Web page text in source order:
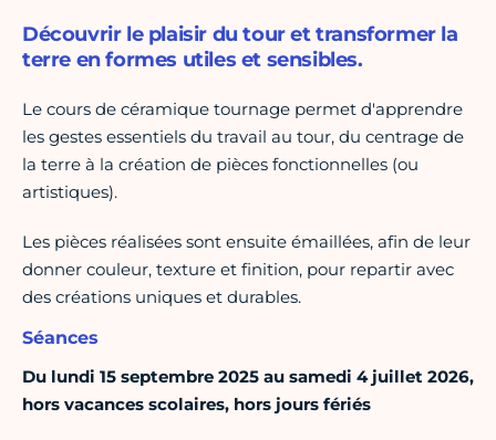
Découvrir le plaisir du tour et transformer la
terre en formes utiles et sensibles.
Le cours de céramique tournage permet d'apprendre
les gestes essentiels du travail au tour, du centrage de
la terre à la création de pièces fonctionnelles (ou
artistiques).
Les pièces réalisées sont ensuite émaillées, afin de leur
donner couleur, texture et finition, pour repartir avec
des créations uniques et durables.
Séances
Du lundi 15 septembre 2025 au samedi 4 juillet 2026,
hors vacances scolaires, hors jours fériés